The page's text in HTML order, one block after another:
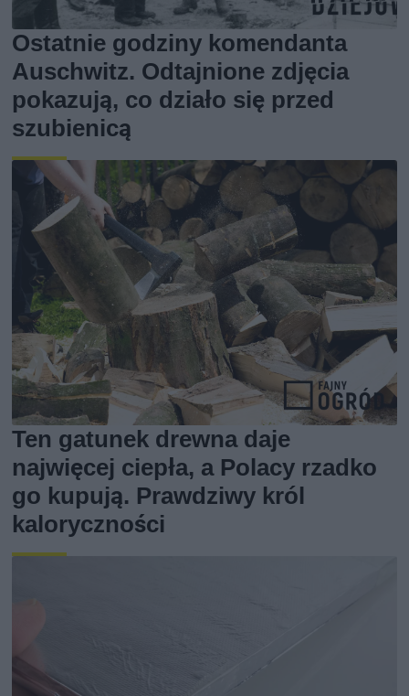
Ostatnie godziny komendanta
Auschwitz. Odtajnione zdjęcia
pokazują, co działo się przed
szubienicą
Ten gatunek drewna daje
najwięcej ciepła, a Polacy rzadko
go kupują. Prawdziwy król
kaloryczności